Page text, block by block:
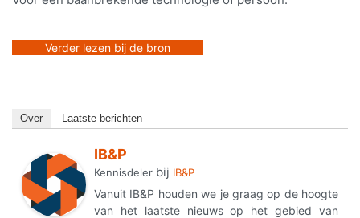
Verder lezen bij de bron
Over Laatste berichten
IB&P
Kennisdeler bij IB&P
Vanuit IB&P houden we je graag op de hoogte
van het laatste nieuws op het gebied van